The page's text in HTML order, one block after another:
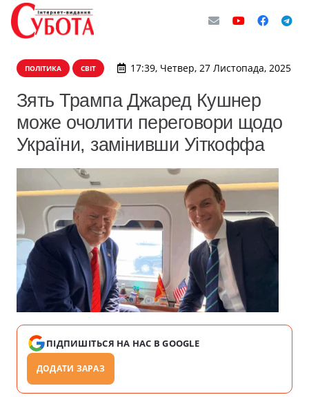
ПОЛІТИКА СВІТ 17:39, Четвер, 27 Листопада, 2025
Зять Трампа Джаред Кушнер
може очолити переговори щодо
України, замінивши Уіткоффа
ПІДПИШІТЬСЯ НА НАС В GOOGLE
ДОДАТИ ЗАРАЗ